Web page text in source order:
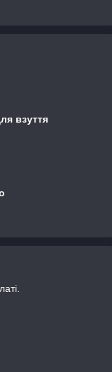
взуття